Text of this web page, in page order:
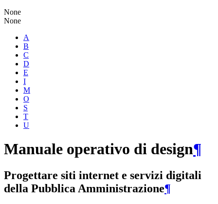
None
None
A
B
C
D
E
I
M
O
S
T
U
Manuale operativo di design¶
Progettare siti internet e servizi digitali
della Pubblica Amministrazione¶